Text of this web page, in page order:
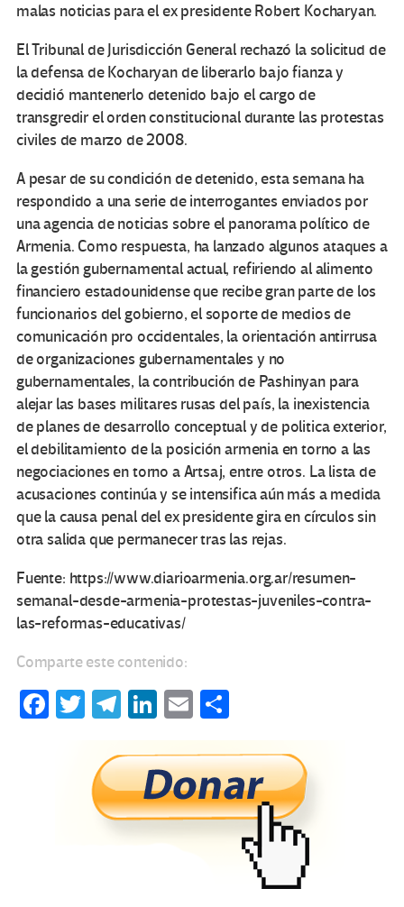
malas noticias para el ex presidente Robert Kocharyan.
El Tribunal de Jurisdicción General rechazó la solicitud de
la defensa de Kocharyan de liberarlo bajo fianza y
decidió mantenerlo detenido bajo el cargo de
transgredir el orden constitucional durante las protestas
civiles de marzo de 2008.
A pesar de su condición de detenido, esta semana ha
respondido a una serie de interrogantes enviados por
una agencia de noticias sobre el panorama político de
Armenia. Como respuesta, ha lanzado algunos ataques a
la gestión gubernamental actual, refiriendo al alimento
financiero estadounidense que recibe gran parte de los
funcionarios del gobierno, el soporte de medios de
comunicación pro occidentales, la orientación antirrusa
de organizaciones gubernamentales y no
gubernamentales, la contribución de Pashinyan para
alejar las bases militares rusas del país, la inexistencia
de planes de desarrollo conceptual y de politica exterior,
el debilitamiento de la posición armenia en torno a las
negociaciones en torno a Artsaj, entre otros. La lista de
acusaciones continúa y se intensifica aún más a medida
que la causa penal del ex presidente gira en círculos sin
otra salida que permanecer tras las rejas.
Fuente: https://www.diarioarmenia.org.ar/resumen-
semanal-desde-armenia-protestas-juveniles-contra-
las-reformas-educativas/
Comparte este contenido:
Fa T
tt
er
Te
gr
a
m
Li
ke
dI
n
E
ail m
p
ar
tir